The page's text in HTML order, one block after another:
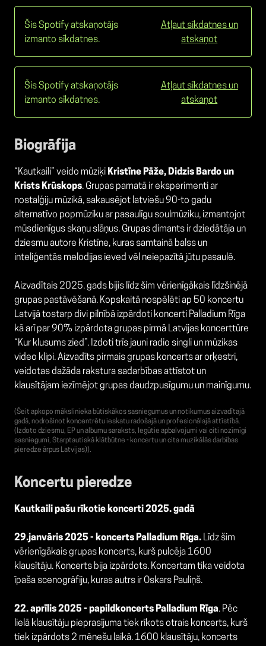
Šis Spotify atskaņotājs
izmanto sīkdatnes.
Atļaut sīkdatnes un
atskaņot
Šis Spotify atskaņotājs
izmanto sīkdatnes.
Atļaut sīkdatnes un
atskaņot
Biogrāfija
“Kautkaili” veido mūziķiKristīne Pāže, Didzis Bardo un
Krists Krūskops. Grupas pamatā ir eksperimenti ar
nostalģiju mūzikā, sakausējot latviešu 90-to gadu
alternatīvo popmūziku ar pasaulīgu soulmūziku, izmantojot
mūsdienīgus skaņu slāņus. Grupas dimants ir dziedātāja un
dziesmu autore Kristīne, kuras samtainā balss un
inteliģentās melodijas ieved vēl neiepazītā jūtu pasaulē.
Aizvadītais 2025. gads bijis līdz šim vērienīgākais līdzšinējā
grupas pastāvēšanā. Kopskaitā nospēlēti ap 50 koncertu
Latvijā tostarp divi pilnībā izpārdoti koncerti Palladium Rīga
kā arī par 90% izpārdota grupas pirmā Latvijas koncerttūre
“Kur klusums zied”. Izdoti trīs jauni radio singli un mūzikas
video klipi. Aizvadīts pirmais grupas koncerts ar orķestri,
veidotas dažāda rakstura sadarbības attīstot un
klausītājam iezīmējot grupas daudzpusīgumu un mainīgumu.
(Šeit apkopo mākslinieka būtiskākos sasniegumus un notikumus aizvadītajā
gadā, nodrošinot koncentrētu ieskatu radošajā un profesionālajā attīstībā.
(Izdoto dziesmu, EP un albumu saraksts, Iegūtie apbalvojumi vai citi nozīmīgi
sasniegumi, Starptautiskā klātbūtne - koncertu un cita muzikālās darbības
pieredze ārpus Latvijas)).
Koncertu pieredze
Kautkaili pašu rīkotie koncerti 2025. gadā
29.janvāris 2025 - koncerts Palladium Rīga. Līdz šim
vērienīgākais grupas koncerts, kurš pulcēja 1600
klausītāju. Koncerts bija izpārdots. Koncertam tika veidota
īpaša scenogrāfiju, kuras autrs ir Oskars Pauliņš.
22. aprīlis 2025 - papildkoncerts Palladium Rīga. Pēc
lielā klausītāju pieprasījuma tiek rīkots otrais koncerts, kurš
tiek izpārdots 2 mēnešu laikā. 1600 klausītāju, koncerts